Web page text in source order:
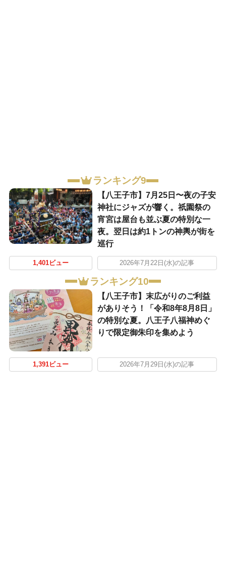
ランキング9
【八王子市】7月25日〜夜の子安
神社にジャズが響く。祇園祭の
宵宮は屋台も並ぶ夏の特別な一
夜。翌日は約1トンの神輿が街を
巡行
1,401ビュー 2026年7月22日(水)の記事
ランキング10
【八王子市】末広がりのご利益
がありそう！「令和8年8月8日」
の特別な夏。八王子八福神めぐ
りで限定御朱印を集めよう
1,391ビュー 2026年7月29日(水)の記事